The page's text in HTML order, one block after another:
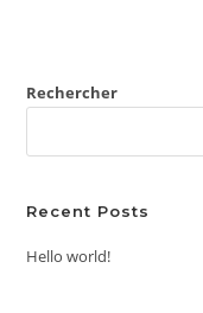
Rechercher
Recent Posts
Hello world!